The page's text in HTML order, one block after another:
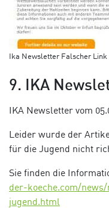
Ika Newsletter Falscher Link
9. IKA
IKA Newsletter vom
Leider wurde der
für die Jugend nicht
Sie finden die
der-koeche.com/
jugend.html